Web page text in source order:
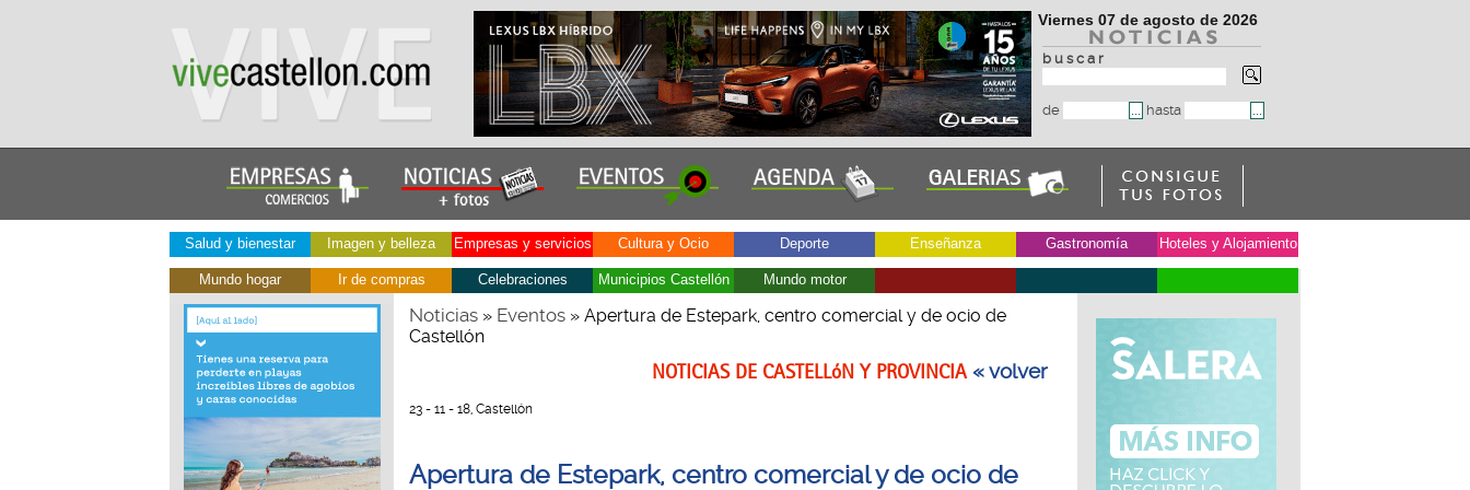
Viernes 07 de agosto de 2026
b u s c a r
de hasta
Salud y bienestar Imagen y belleza Empresas y servicios Cultura y Ocio Deporte Enseñanza Gastronomía Hoteles y Alojamiento
Mundo hogar Ir de compras Celebraciones Municipios Castellón Mundo motor
Noticias» Eventos» Apertura de Estepark, centro comercial y de ocio de
Castellón
NOTICIAS DE CASTELLóN Y PROVINCIA« volver
23 - 11 - 18, Castellón
Apertura de Estepark, centro comercial y de ocio de